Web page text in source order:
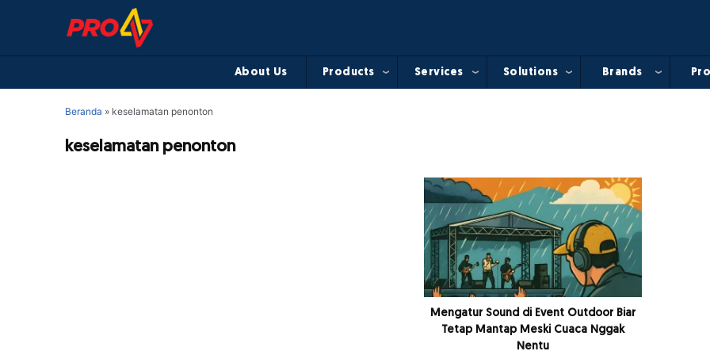
About Us Products Services Solutions Brands
Beranda » keselamatan penonton
keselamatan penonton
Mengatur Sound di Event Outdoor Biar
Tetap Mantap Meski Cuaca Nggak
Nentu